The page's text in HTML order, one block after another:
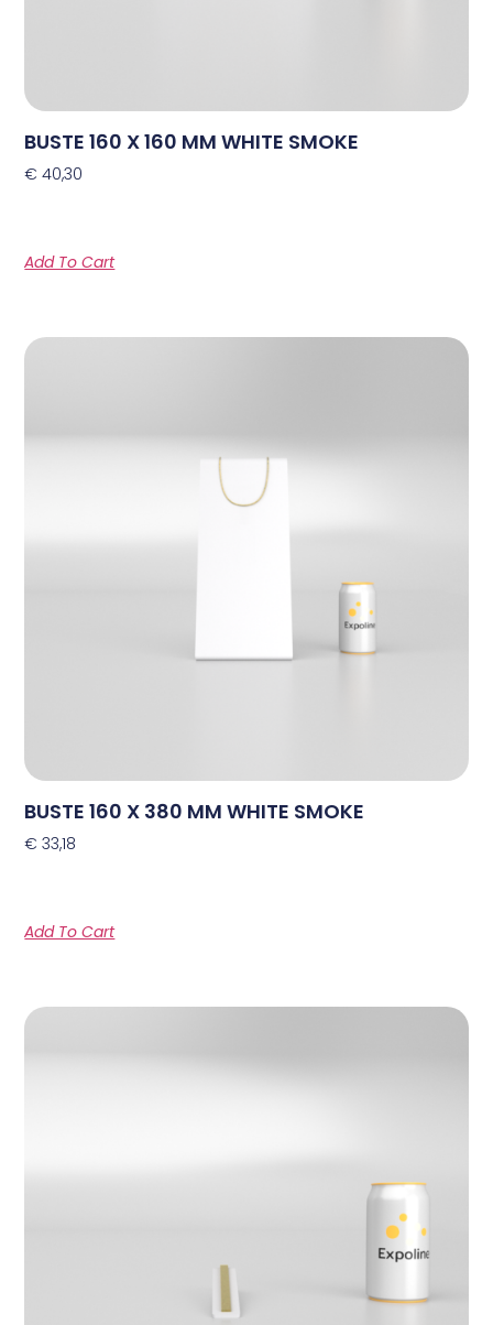
BUSTE 160 X 160 MM WHITE SMOKE
€ 40,30
Add To Cart
BUSTE 160 X 380 MM WHITE SMOKE
€ 33,18
Add To Cart